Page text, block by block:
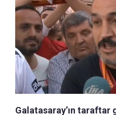
Galatasaray’ın taraftar